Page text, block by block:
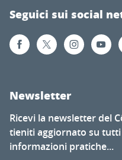
Seguici sui social
Newsletter
Ricevi la newsletter del
tieniti aggiornato su
informazioni pratiche...